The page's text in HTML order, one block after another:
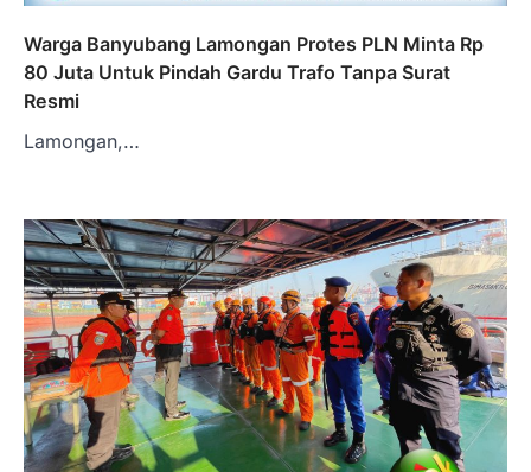
Warga Banyubang Lamongan Protes PLN Minta Rp
80 Juta Untuk Pindah Gardu Trafo Tanpa Surat
Resmi
Lamongan,…